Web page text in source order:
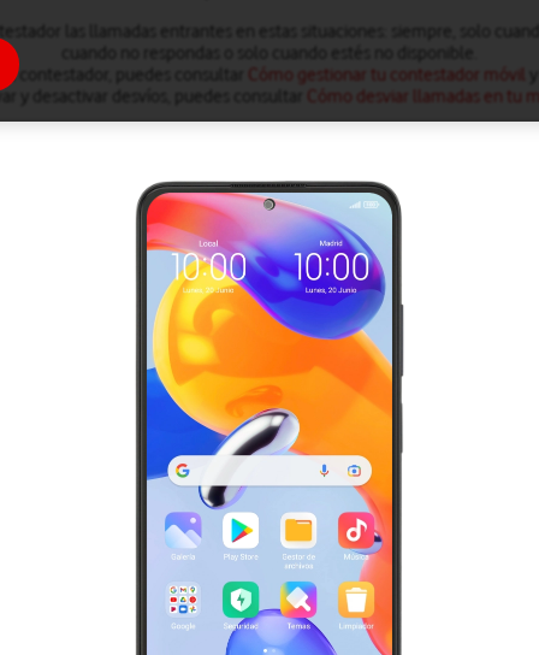
el contestador, puedes consultar
Cómo gestionar tu contestador móvil
y desactivar desvíos, puedes consultar
Cómo desviar llamadas en tu